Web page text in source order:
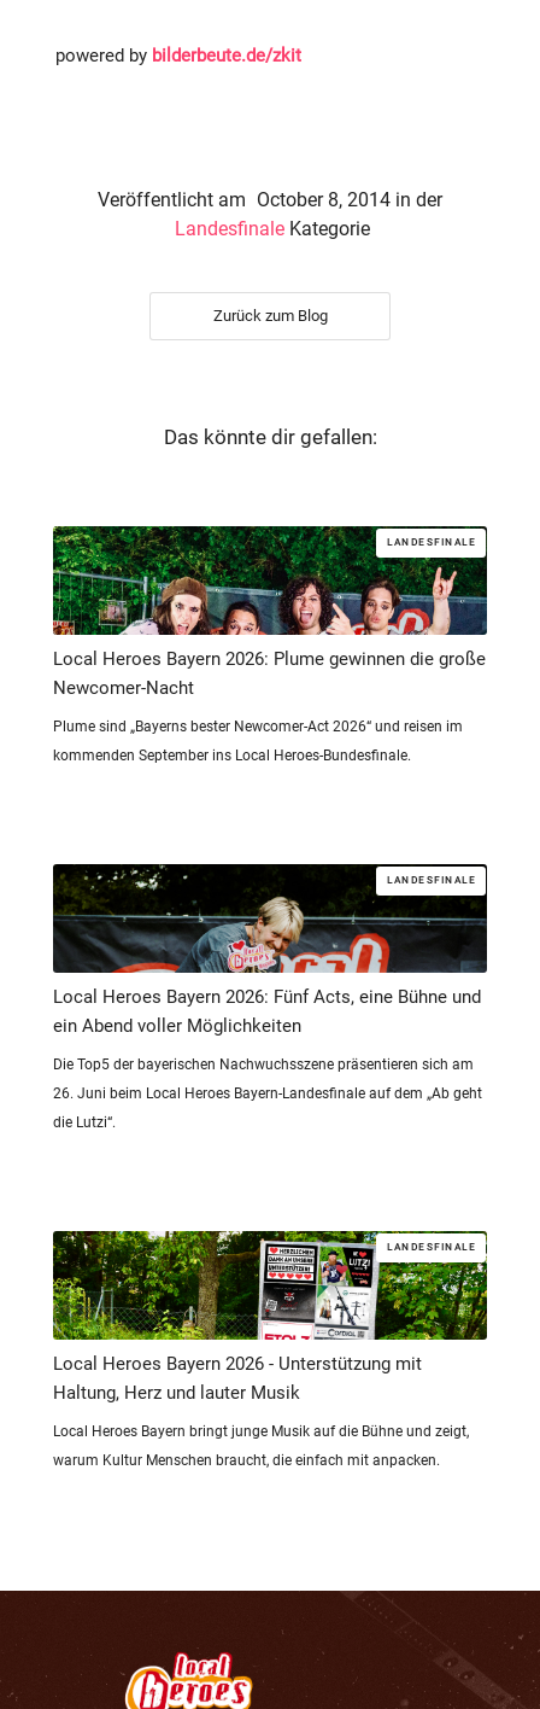
powered by bilderbeute.de/zkit
Veröffentlicht am October 8, 2014 in der
Landesfinale Kategorie
Zurück zum Blog
Das könnte dir gefallen:
LANDESFINALE
Local Heroes Bayern 2026: Plume gewinnen die große
Newcomer-Nacht
Plume sind „Bayerns bester Newcomer-Act 2026“ und reisen im
kommenden September ins Local Heroes-Bundesfinale.
LANDESFINALE
Local Heroes Bayern 2026: Fünf Acts, eine Bühne und
ein Abend voller Möglichkeiten
Die Top5 der bayerischen Nachwuchsszene präsentieren sich am
26. Juni beim Local Heroes Bayern-Landesfinale auf dem „Ab geht
die Lutzi“.
LANDESFINALE
Local Heroes Bayern 2026 - Unterstützung mit
Haltung, Herz und lauter Musik
Local Heroes Bayern bringt junge Musik auf die Bühne und zeigt,
warum Kultur Menschen braucht, die einfach mit anpacken.